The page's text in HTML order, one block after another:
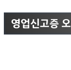
영업신고증